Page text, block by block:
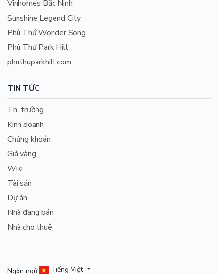
Vinhomes Bắc Ninh
Sunshine Legend City
Phú Thứ Wonder Song
Phú Thứ Park Hill
phuthuparkhill.com
TIN TỨC
Thị trường
Kinh doanh
Chứng khoán
Giá vàng
Wiki
Tài sản
Dự án
Nhà đang bán
Nhà cho thuê
Ngôn ngữ: Tiếng Việt